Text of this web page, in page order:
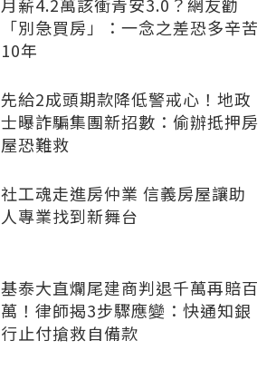
「別急買房」：一念之差恐多辛苦
10年
先給2成頭期款降低警戒心！地政
士曝詐騙集團新招數：偷辦抵押房
屋恐難救
社工魂走進房仲業 信義房屋讓助
人專業找到新舞台
基泰大直爛尾建商判退千萬再賠百
萬！律師揭3步驟應變：快通知銀
行止付搶救自備款